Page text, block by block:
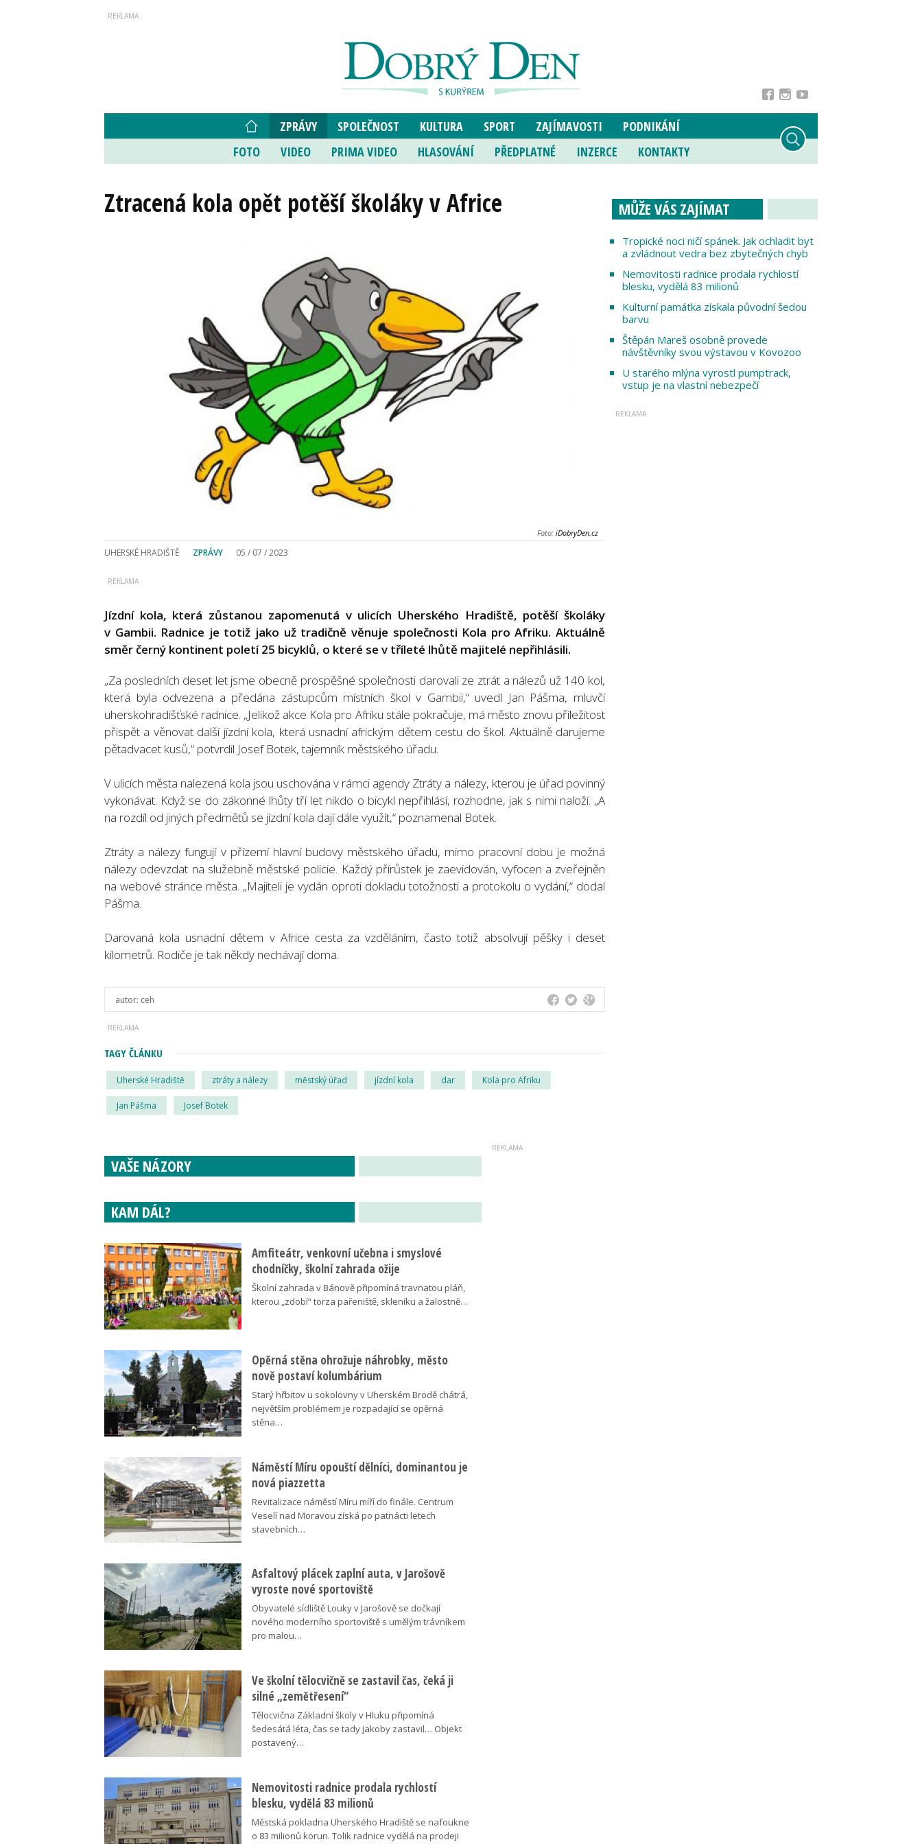
ZPRÁVY SPOLEČNOST KULTURA SPORT ZAJÍMAVOSTI
PODNIKÁNÍ
FOTO
VIDEO PRIMA VIDEO HLASOVÁNÍ PŘEDPLATNÉ INZERCE KONTAKTY
Ztracená kola opět potěší školáky v Africe
Foto: iDobryDen.cz
UHERSKÉ HRADIŠTĚ ZPRÁVY 05 / 07 / 2023
Jízdní kola, která zůstanou zapomenutá v ulicích Uherského Hradiště, potěší školáky
v Gambii. Radnice je totiž jako už tradičně věnuje společnosti Kola pro Afriku. Aktuálně
směr černý kontinent poletí 25 bicyklů, o které se v tříleté lhůtě majitelé nepřihlásili.
„Za posledních deset let jsme obecně prospěšné společnosti darovali ze ztrát a nálezů už 140 kol,
která byla odvezena a předána zástupcům místních škol v Gambii,“ uvedl Jan Pášma, mluvčí
uherskohradišťské radnice. „Jelikož akce Kola pro Afriku stále pokračuje, má město znovu příležitost
přispět a věnovat další jízdní kola, která usnadní africkým dětem cestu do škol. Aktuálně darujeme
pětadvacet kusů,“ potvrdil Josef Botek, tajemník městského úřadu.
V ulicích města nalezená kola jsou uschována v rámci agendy Ztráty a nálezy, kterou je úřad povinný
vykonávat. Když se do zákonné lhůty tří let nikdo o bicykl nepřihlásí, rozhodne, jak s nimi naloží. „A
na rozdíl od jiných předmětů se jízdní kola dají dále využít,“ poznamenal Botek.
Ztráty a nálezy fungují v přízemí hlavní budovy městského úřadu, mimo pracovní dobu je možná
nálezy odevzdat na služebně městské policie. Každý přírůstek je zaevidován, vyfocen a zveřejněn
na webové stránce města. „Majiteli je vydán oproti dokladu totožnosti a protokolu o vydání,“ dodal
Pášma.
Darovaná kola usnadní dětem v Africe cesta za vzděláním, často totiž absolvují pěšky i deset
kilometrů. Rodiče je tak někdy nechávají doma.
autor: ceh
TAGY ČLÁNKU
Uherské Hradiště ztráty a nálezy městský úřad jízdní kola dar Kola pro Afriku
Jan Pášma Josef Botek
MŮŽE VÁS ZAJÍMAT
Tropické noci ničí spánek. Jak ochladit byt
a zvládnout vedra bez zbytečných chyb
Nemovitosti radnice prodala rychlostí
blesku, vydělá 83 milionů
Kulturní památka získala původní šedou
barvu
Štěpán Mareš osobně provede
návštěvníky svou výstavou v Kovozoo
U starého mlýna vyrostl pumptrack,
vstup je na vlastní nebezpečí
VAŠE NÁZORY
KAM DÁL?
Amfiteátr, venkovní učebna i smyslové
chodníčky, školní zahrada ožije
Školní zahrada v Bánově připomíná travnatou pláň,
kterou „zdobí“ torza pařeniště, skleníku a žalostně…
Opěrná stěna ohrožuje náhrobky, město
nově postaví kolumbárium
Starý hřbitov u sokolovny v Uherském Brodě chátrá,
největším problémem je rozpadající se opěrná
stěna…
Náměstí Míru opouští dělníci, dominantou je
nová piazzetta
Revitalizace náměstí Míru míří do finále. Centrum
Veselí nad Moravou získá po patnácti letech
stavebních…
Asfaltový plácek zaplní auta, v Jarošově
vyroste nové sportoviště
Obyvatelé sídliště Louky v Jarošově se dočkají
nového moderního sportoviště s umělým trávníkem
pro malou…
Ve školní tělocvičně se zastavil čas, čeká ji
silné „zemětřesení“
Tělocvična Základní školy v Hluku připomíná
šedesátá léta, čas se tady jakoby zastavil… Objekt
postavený…
Nemovitosti radnice prodala rychlostí
blesku, vydělá 83 milionů
Městská pokladna Uherského Hradiště se nafoukne
o 83 milionů korun. Tolik radnice vydělá na prodeji